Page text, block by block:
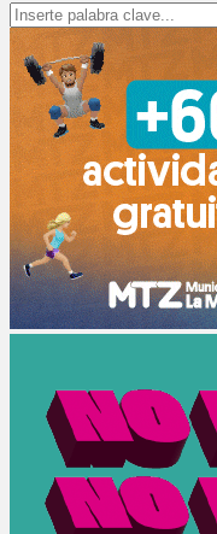
Search
for: